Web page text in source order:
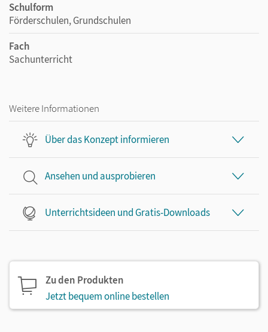
Schulform
Förderschulen, Grundschulen
Fach
Sachunterricht
Weitere Informationen
Über das Konzept informieren
Ansehen und ausprobieren
Unterrichtsideen und Gratis-Downloads
Zu den Produkten
Jetzt bequem online bestellen